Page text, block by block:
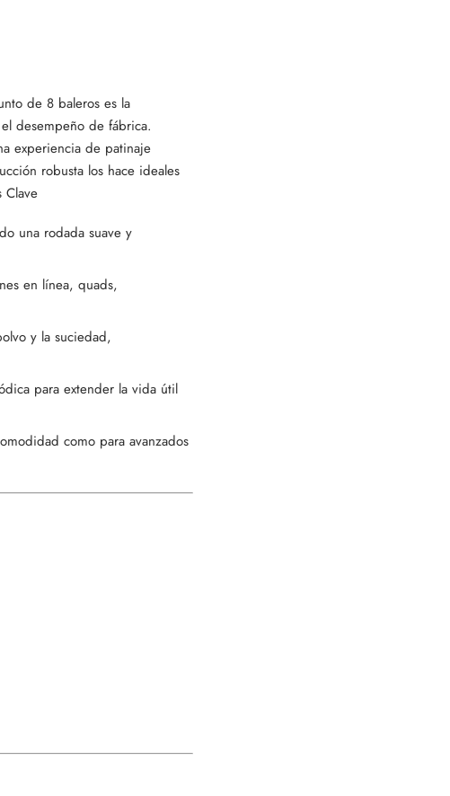
de 8 baleros es la
desempeño de fábrica.
experiencia de patinaje
robusta los hace ideales
Clave
una rodada suave y
en línea, quads,
y la suciedad,
para extender la vida útil
como para avanzados